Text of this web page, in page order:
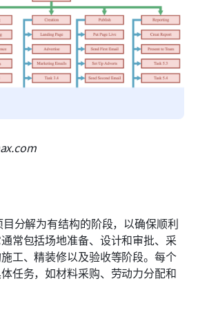
分解为有结构的阶段，以确保顺利
常包括场地准备、设计和审批、采
工、精装修以及验收等阶段。每个
任务，如材料采购、劳动力分配和